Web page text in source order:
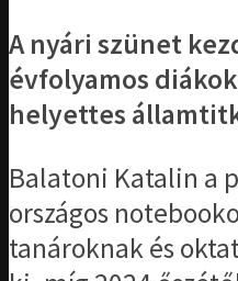
A nyári szünet
évfolyamos
helyettes
Balatoni Katalin a
országos
tanároknak és